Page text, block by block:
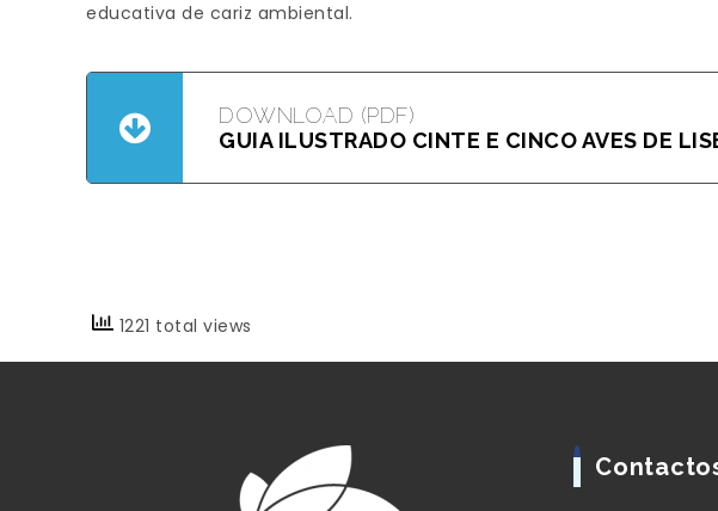
educativa de cariz ambiental.
DOWNLOAD (PDF)
GUIA ILUSTRADO CINTE E CINCO AVES DE
1221 total views